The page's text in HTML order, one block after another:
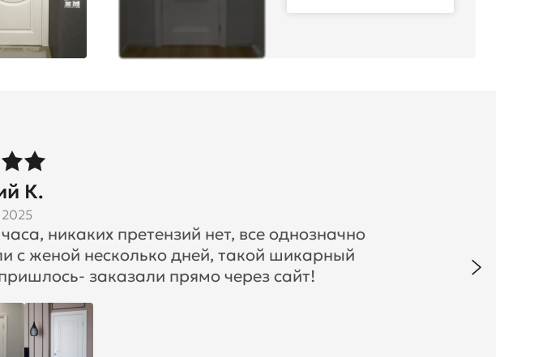
К.
никаких претензий нет, все однозначно
женой несколько дней, такой шикарный
заказали прямо через сайт!